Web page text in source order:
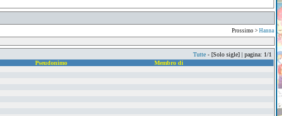
Prossimo > Hanna
Tutte - [Solo sigle] | pagina: 1/1
Pseudonimo Membro di